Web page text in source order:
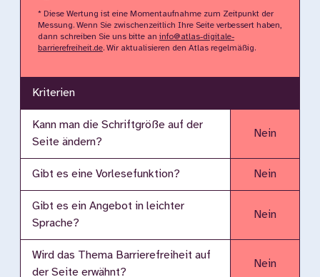
* Diese Wertung ist eine Momentaufnahme zum Zeitpunkt der
Messung. Wenn Sie zwischenzeitlich Ihre Seite verbessert haben,
dann schreiben Sie uns bitte an info@atlas-digitale-
barrierefreiheit.de. Wir aktualisieren den Atlas regelmäßig.
Kriterien
Kann man die Schriftgröße auf der
Seite ändern?
Nein
Gibt es eine Vorlesefunktion? Nein
Gibt es ein Angebot in leichter
Sprache?
Nein
Wird das Thema Barrierefreiheit auf
der Seite erwähnt?
Nein